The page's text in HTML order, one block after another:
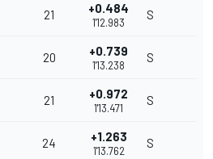
21 +0.484
1'12.983
S
20 +0.739
1'13.238
S
21 +0.972
1'13.471
S
24 +1.263
1'13.762
S